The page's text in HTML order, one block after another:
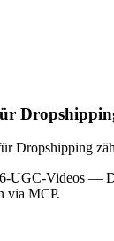
Dropshipping
UGC-Videos —
via MCP.